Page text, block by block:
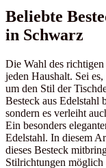
Beliebte
in Schwarz
Die Wahl des
jeden Haushalt. Sei
um den Stil der
Besteck aus Edelstahl
sondern es verleiht
Ein besonders
Edelstahl. In diesem
dieses Besteck
Stilrichtungen möglich